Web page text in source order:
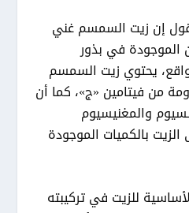
إن زيت السمسم غني
الموجودة في بذور
يحتوي زيت السمسم
من فيتامين «ج»، كما أن
والمغنيسيوم
الزيت بالكميات الموجودة
للزيت في تركيبته